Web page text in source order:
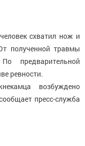
схватил нож и
полученной травмы
предварительной
ревности.
возбуждено
пресс-служба